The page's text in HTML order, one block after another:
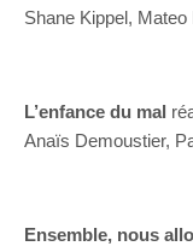
Shane Kippel, Mateo
L’enfance du mal
Anaïs Demoustier,
Ensemble, nous